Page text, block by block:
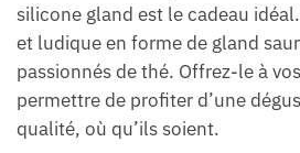
silicone gland est le cadeau
et ludique en forme de gland
passionnés de thé. Offrez-le à
permettre de profiter d’une
qualité, où qu’ils soient.